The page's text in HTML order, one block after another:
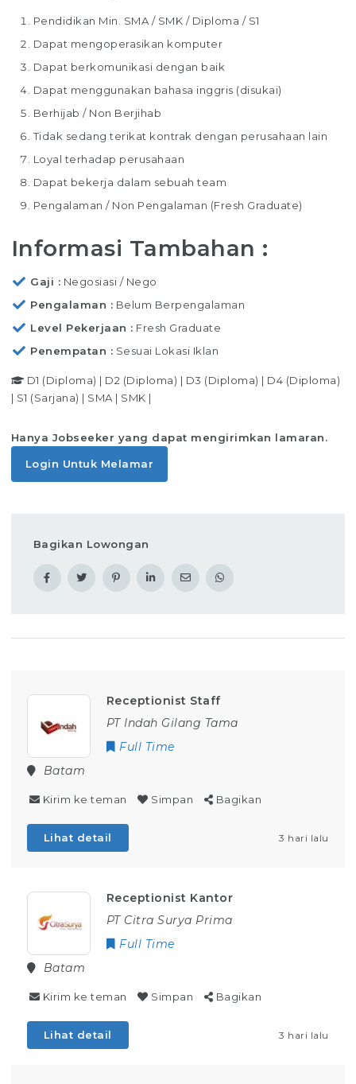
Pendidikan Min. SMA / SMK / Diploma / S1
Dapat mengoperasikan komputer
Dapat berkomunikasi dengan baik
Dapat menggunakan bahasa inggris (disukai)
Berhijab / Non Berjihab
Tidak sedang terikat kontrak dengan perusahaan lain
Loyal terhadap perusahaan
Dapat bekerja dalam sebuah team
Pengalaman / Non Pengalaman (Fresh Graduate)
Informasi Tambahan :
Gaji
Negosiasi / Nego
Pengalaman
Belum Berpengalaman
Level Pekerjaan
Fresh Graduate
Penempatan
Sesuai Lokasi Iklan
D1 (Diploma) | D2 (Diploma) | D3 (Diploma) | D4 (Diploma)
| S1 (Sarjana) | SMA | SMK |
Hanya Jobseeker yang dapat mengirimkan lamaran.
Login Untuk Melamar
Bagikan Lowongan
Receptionist Staff
PT Indah Gilang Tama
Full Time
Batam
Kirim ke teman Simpan Bagikan
Lihat detail 3 hari lalu
Receptionist Kantor
PT Citra Surya Prima
Full Time
Batam
Kirim ke teman Simpan Bagikan
Lihat detail 3 hari lalu